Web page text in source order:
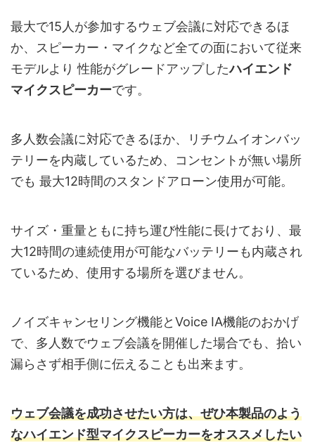
最大で15人が参加するウェブ会議に対応できるほ
か、スピーカー・マイクなど全ての面において従来
モデルより 性能がグレードアップしたハイエンド
マイクスピーカーです。
多人数会議に対応できるほか、リチウムイオンバッ
テリーを内蔵しているため、コンセントが無い場所
でも 最大12時間のスタンドアローン使用が可能。
サイズ・重量ともに持ち運び性能に長けており、最
大12時間の連続使用が可能なバッテリーも内蔵され
ているため、使用する場所を選びません。
ノイズキャンセリング機能とVoice IA機能のおかげ
で、多人数でウェブ会議を開催した場合でも、拾い
漏らさず相手側に伝えることも出来ます。
ウェブ会議を成功させたい方は、ぜひ本製品のよう
なハイエンド型マイクスピーカーをオススメしたい